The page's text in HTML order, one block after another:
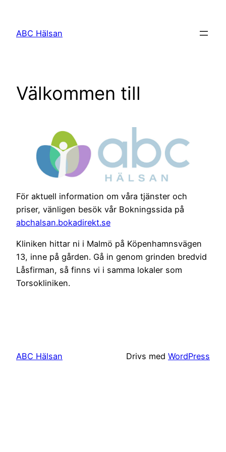
innehåll
ABC Hälsan
Välkommen till
För aktuell information om våra tjänster och
priser, vänligen besök vår Bokningssida på
abchalsan.bokadirekt.se
Kliniken hittar ni i Malmö på Köpenhamnsvägen
13, inne på gården. Gå in genom grinden bredvid
Låsfirman, så finns vi i samma lokaler som
Torsokliniken.
ABC Hälsan Drivs med WordPress